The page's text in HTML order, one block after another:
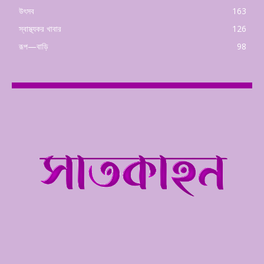
উৎসব
163
স্বাস্থ্যকর খাবার
126
রূপ—বাড়ি
98